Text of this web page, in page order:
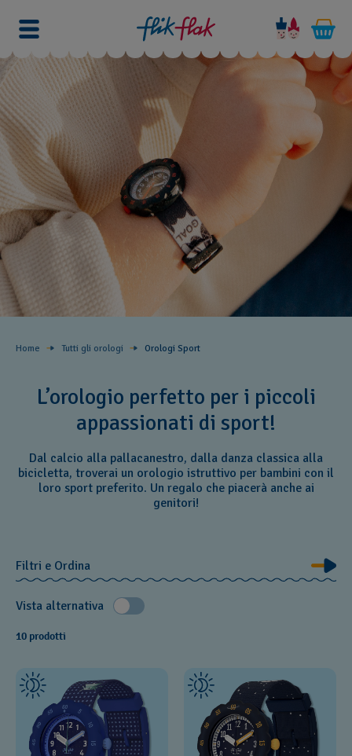
Home Tutti gli orologi Orologi Sport
L’orologio perfetto per i piccoli
appassionati di sport!
Dal calcio alla pallacanestro, dalla danza classica alla
bicicletta, troverai un orologio istruttivo per bambini con il
loro sport preferito. Un regalo che piacerà anche ai
genitori!
Filtri e Ordina
Vista alternativa
10 prodotti